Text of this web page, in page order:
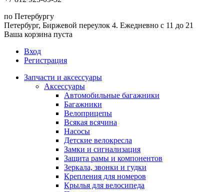
по Петербургу
Петербург, Биржевой переулок 4. Ежедневно с 11 до 21
Ваша корзина пуста
Вход
Регистрация
Запчасти и аксессуары
Аксессуары
Автомобильные багажники
Багажники
Велоприцепы
Всякая всячина
Насосы
Детские велокресла
Замки и сигнализация
Защита рамы и компонентов
Зеркала, звонки и гудки
Крепления для номеров
Крылья для велосипеда